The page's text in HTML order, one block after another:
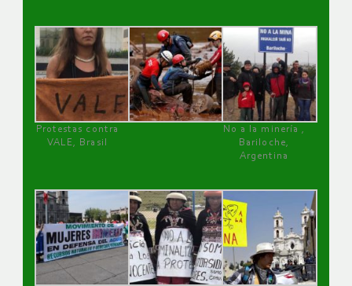
Protestas contra
VALE, Brasil
No a la minería ,
Bariloche,
Argentina